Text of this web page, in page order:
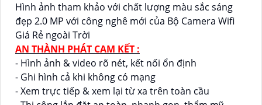
Hình ảnh tham khảo với chất lượng màu sắc sáng
đẹp 2.0 MP với công nghê mới của Bộ Camera Wifi
Giá Rẻ ngoài Trời
AN THÀNH PHÁT CAM KẾT :
- Hình ảnh & video rõ nét, kết nối ổn định
- Ghi hình cả khi không có mạng
- Xem trực tiếp & xem lại từ xa trên toàn cầu